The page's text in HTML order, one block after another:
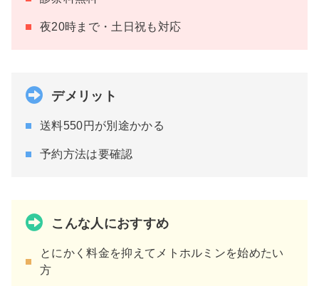
夜20時まで・土日祝も対応
デメリット
送料550円が別途かかる
予約方法は要確認
こんな人におすすめ
とにかく料金を抑えてメトホルミンを始めたい
方